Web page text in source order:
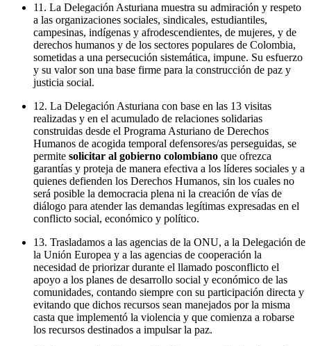
11. La Delegación Asturiana muestra su admiración y respeto
a las organizaciones sociales, sindicales, estudiantiles,
campesinas, indígenas y afrodescendientes, de mujeres, y de
derechos humanos y de los sectores populares de Colombia,
sometidas a una persecución sistemática, impune. Su esfuerzo
y su valor son una base firme para la construcción de paz y
justicia social.
12. La Delegación Asturiana con base en las 13 visitas
realizadas y en el acumulado de relaciones solidarias
construidas desde el Programa Asturiano de Derechos
Humanos de acogida temporal defensores/as perseguidas, se
permite solicitar al gobierno colombiano que ofrezca
garantías y proteja de manera efectiva a los líderes sociales y a
quienes defienden los Derechos Humanos, sin los cuales no
será posible la democracia plena ni la creación de vías de
diálogo para atender las demandas legítimas expresadas en el
conflicto social, económico y político.
13. Trasladamos a las agencias de la ONU, a la Delegación de
la Unión Europea y a las agencias de cooperación la
necesidad de priorizar durante el llamado posconflicto el
apoyo a los planes de desarrollo social y económico de las
comunidades, contando siempre con su participación directa y
evitando que dichos recursos sean manejados por la misma
casta que implementó la violencia y que comienza a robarse
los recursos destinados a impulsar la paz.